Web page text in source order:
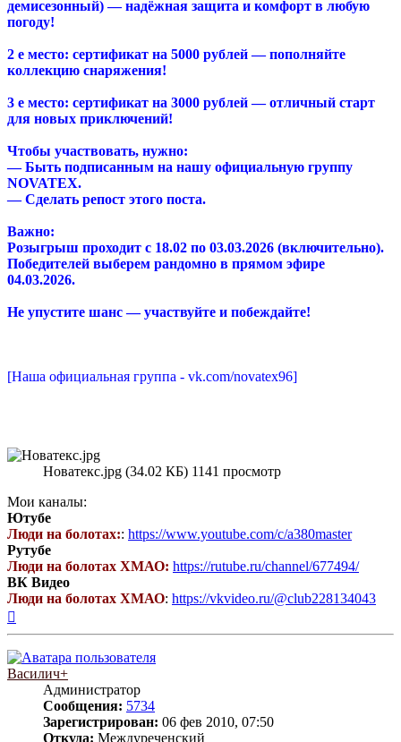
демисезонный) — надёжная защита и комфорт в любую
погоду!
2 е место: сертификат на 5000 рублей — пополняйте
коллекцию снаряжения!
3 е место: сертификат на 3000 рублей — отличный старт
для новых приключений!
Чтобы участвовать, нужно:
— Быть подписанным на нашу официальную группу
NOVATEX.
— Сделать репост этого поста.
Важно:
Розыгрыш проходит с 18.02 по 03.03.2026 (включительно).
Победителей выберем рандомно в прямом эфире
04.03.2026.
Не упустите шанс — участвуйте и побеждайте!
[Наша официальная группа - vk.com/novatex96]
Новатекс.jpg (34.02 КБ) 1141 просмотр
Мои каналы:
Ютубе
Люди на болотах:: https://www.youtube.com/c/a380master
Рутубе
Люди на болотах ХМАО: https://rutube.ru/channel/677494/
ВК Видео
Люди на болотах ХМАО: https://vkvideo.ru/@club228134043
Василич+
Администратор
Сообщения: 5734
Зарегистрирован: 06 фев 2010, 07:50
Откуда: Междуреченский